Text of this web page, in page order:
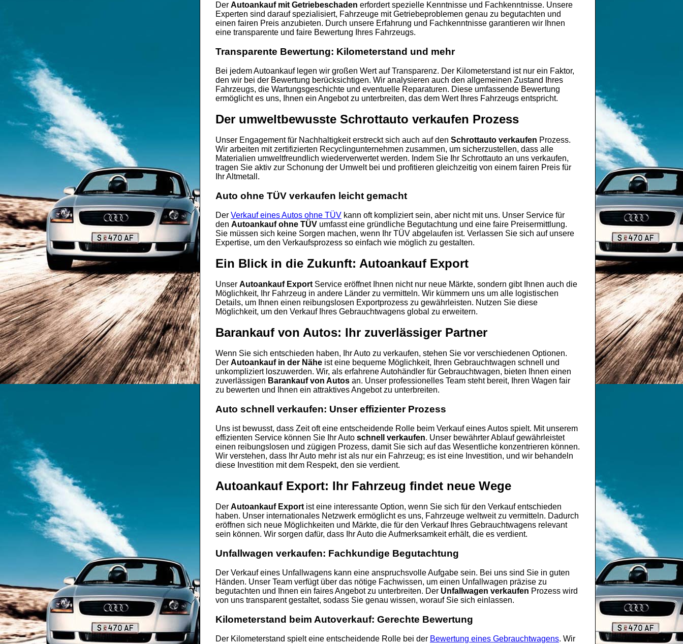
Der Autoankauf mit Getriebeschaden erfordert spezielle Kenntnisse und Fachkenntnisse. Unsere
Experten sind darauf spezialisiert, Fahrzeuge mit Getriebeproblemen genau zu begutachten und
einen fairen Preis anzubieten. Durch unsere Erfahrung und Fachkenntnisse garantieren wir Ihnen
eine transparente und faire Bewertung Ihres Fahrzeugs.
Transparente Bewertung: Kilometerstand und mehr
Bei jedem Autoankauf legen wir großen Wert auf Transparenz. Der Kilometerstand ist nur ein Faktor,
den wir bei der Bewertung berücksichtigen. Wir analysieren auch den allgemeinen Zustand Ihres
Fahrzeugs, die Wartungsgeschichte und eventuelle Reparaturen. Diese umfassende Bewertung
ermöglicht es uns, Ihnen ein Angebot zu unterbreiten, das dem Wert Ihres Fahrzeugs entspricht.
Der umweltbewusste Schrottauto verkaufen Prozess
Unser Engagement für Nachhaltigkeit erstreckt sich auch auf den Schrottauto verkaufen Prozess.
Wir arbeiten mit zertifizierten Recyclingunternehmen zusammen, um sicherzustellen, dass alle
Materialien umweltfreundlich wiederverwertet werden. Indem Sie Ihr Schrottauto an uns verkaufen,
tragen Sie aktiv zur Schonung der Umwelt bei und profitieren gleichzeitig von einem fairen Preis für
Ihr Altmetall.
Auto ohne TÜV verkaufen leicht gemacht
Der Verkauf eines Autos ohne TÜV kann oft kompliziert sein, aber nicht mit uns. Unser Service für
den Autoankauf ohne TÜV umfasst eine gründliche Begutachtung und eine faire Preisermittlung.
Sie müssen sich keine Sorgen machen, wenn Ihr TÜV abgelaufen ist. Verlassen Sie sich auf unsere
Expertise, um den Verkaufsprozess so einfach wie möglich zu gestalten.
Ein Blick in die Zukunft: Autoankauf Export
Unser Autoankauf Export Service eröffnet Ihnen nicht nur neue Märkte, sondern gibt Ihnen auch die
Möglichkeit, Ihr Fahrzeug in andere Länder zu vermitteln. Wir kümmern uns um alle logistischen
Details, um Ihnen einen reibungslosen Exportprozess zu gewährleisten. Nutzen Sie diese
Möglichkeit, um den Verkauf Ihres Gebrauchtwagens global zu erweitern.
Barankauf von Autos: Ihr zuverlässiger Partner
Wenn Sie sich entschieden haben, Ihr Auto zu verkaufen, stehen Sie vor verschiedenen Optionen.
Der Autoankauf in der Nähe ist eine bequeme Möglichkeit, Ihren Gebrauchtwagen schnell und
unkompliziert loszuwerden. Wir, als erfahrene Autohändler für Gebrauchtwagen, bieten Ihnen einen
zuverlässigen Barankauf von Autos an. Unser professionelles Team steht bereit, Ihren Wagen fair
zu bewerten und Ihnen ein attraktives Angebot zu unterbreiten.
Auto schnell verkaufen: Unser effizienter Prozess
Uns ist bewusst, dass Zeit oft eine entscheidende Rolle beim Verkauf eines Autos spielt. Mit unserem
effizienten Service können Sie Ihr Auto schnell verkaufen. Unser bewährter Ablauf gewährleistet
einen reibungslosen und zügigen Prozess, damit Sie sich auf das Wesentliche konzentrieren können.
Wir verstehen, dass Ihr Auto mehr ist als nur ein Fahrzeug; es ist eine Investition, und wir behandeln
diese Investition mit dem Respekt, den sie verdient.
Autoankauf Export: Ihr Fahrzeug findet neue Wege
Der Autoankauf Export ist eine interessante Option, wenn Sie sich für den Verkauf entschieden
haben. Unser internationales Netzwerk ermöglicht es uns, Fahrzeuge weltweit zu vermitteln. Dadurch
eröffnen sich neue Möglichkeiten und Märkte, die für den Verkauf Ihres Gebrauchtwagens relevant
sein können. Wir sorgen dafür, dass Ihr Auto die Aufmerksamkeit erhält, die es verdient.
Unfallwagen verkaufen: Fachkundige Begutachtung
Der Verkauf eines Unfallwagens kann eine anspruchsvolle Aufgabe sein. Bei uns sind Sie in guten
Händen. Unser Team verfügt über das nötige Fachwissen, um einen Unfallwagen präzise zu
begutachten und Ihnen ein faires Angebot zu unterbreiten. Der Unfallwagen verkaufen Prozess wird
von uns transparent gestaltet, sodass Sie genau wissen, worauf Sie sich einlassen.
Kilometerstand beim Autoverkauf: Gerechte Bewertung
Der Kilometerstand spielt eine entscheidende Rolle bei der Bewertung eines Gebrauchtwagens. Wir